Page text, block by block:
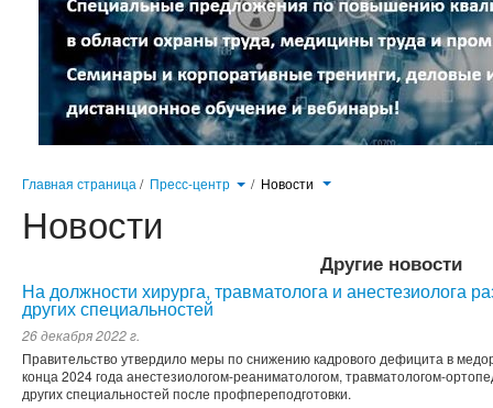
Главная страница / Пресс-центр / Новости
Новости
Другие новости
На должности хирурга, травматолога и анестезиолога
других специальностей
26 декабря 2022 г.
Правительство утвердило меры по снижению кадрового дефицита в
конца 2024 года анестезиологом-реаниматологом, травматологом-
других специальностей после профпереподготовки.